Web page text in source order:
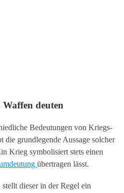
deuten
Bedeutungen von Kriegs-
die grundlegende Aussage solcher
Krieg symbolisiert stets einen
übertragen lässt.
dieser in der Regel ein